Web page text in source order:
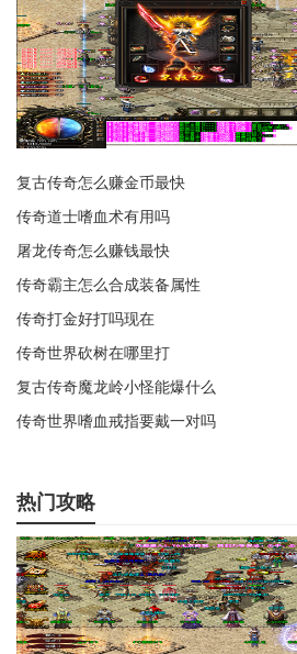
复古传奇怎么赚金币最快
传奇道士嗜血术有用吗
屠龙传奇怎么赚钱最快
传奇霸主怎么合成装备属性
传奇打金好打吗现在
传奇世界砍树在哪里打
复古传奇魔龙岭小怪能爆什么
传奇世界嗜血戒指要戴一对吗
热门攻略